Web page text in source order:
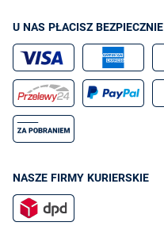
U NAS PŁACISZ BEZPIECZNIE
NASZE FIRMY KURIERSKIE